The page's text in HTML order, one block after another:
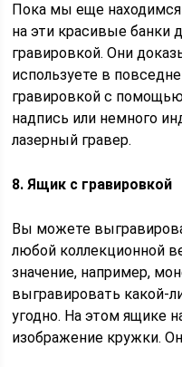
Пока мы еще находимся
на эти красивые банки
гравировкой. Они
используете в
гравировкой с
надпись или немного
лазерный гравер.
8. Ящик с гравировкой
Вы можете
любой коллекционной
значение, например,
выгравировать какой-
угодно. На этом ящике
изображение кружки.